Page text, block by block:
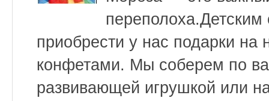
приобрести у нас подарки
конфетами. Мы соберем по
развивающей игрушкой или